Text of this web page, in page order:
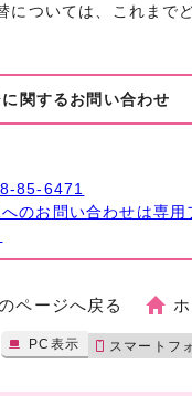
については、これまで
関する お問い合わせ
85-6471
のお問い合わせは専用
ページへ戻る
PC表示 スマートフ